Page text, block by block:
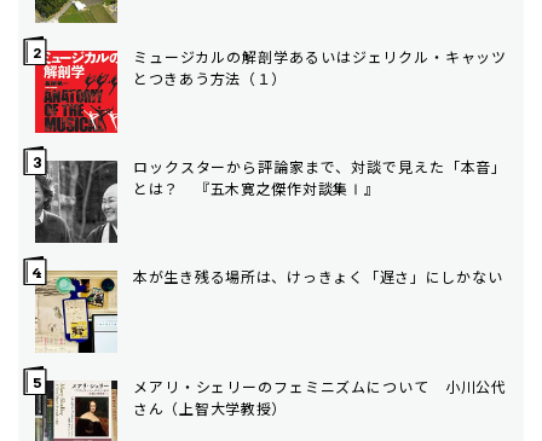
ミュージカルの解剖学――あるいはジェリクル・キャッツ
とつきあう方法（１）
ロックスターから評論家まで、対談で見えた「本音」
とは？ 『五木寛之傑作対談集Ⅰ』
本が生き残る場所は、けっきょく「遅さ」にしかない
メアリ・シェリーのフェミニズムについて 小川公代
さん（上智大学教授）